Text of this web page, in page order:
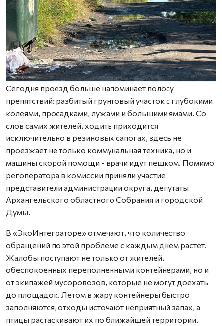
Сегодня проезд больше напоминает полосу
препятствий: разбитый грунтовый участок с глубокими
колеями, просадками, лужами и большими ямами. Со
слов самих жителей, ходить приходится
исключительно в резиновых сапогах, здесь не
проезжает не только коммунальная техника, но и
машины скорой помощи - врачи идут пешком. Помимо
регоператора в комиссии приняли участие
представители администрации округа, депутаты
Архангельского областного Собрания и городской
Думы.
В «ЭкоИнтеграторе» отмечают, что количество
обращений по этой проблеме с каждым днем растет.
Жалобы поступают не только от жителей,
обеспокоенных переполненными контейнерами, но и
от экипажей мусоровозов, которые не могут доехать
до площадок. Летом в жару контейнеры быстро
заполняются, отходы источают неприятный запах, а
птицы растаскивают их по ближайшей территории.